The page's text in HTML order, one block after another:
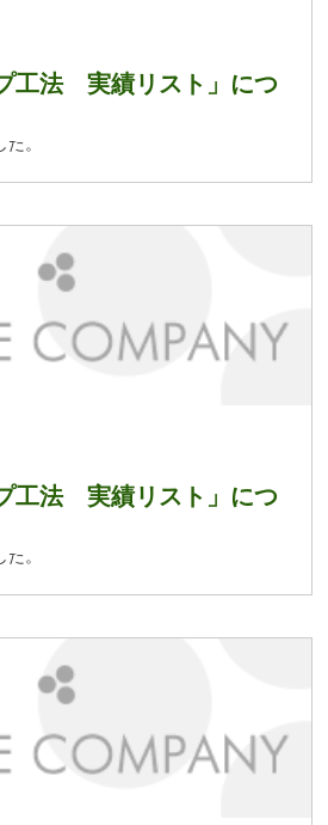
工法 実績リスト」につ
。
をご覧ください。
工法 実績リスト」につ
。
をご覧ください。